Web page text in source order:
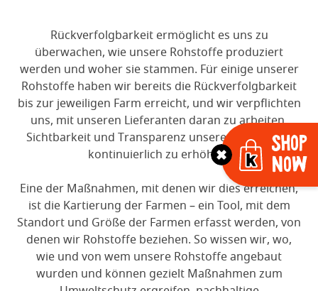
Rückverfolgbarkeit ermöglicht es uns zu
überwachen, wie unsere Rohstoffe produziert
werden und woher sie stammen. Für einige unserer
Rohstoffe haben wir bereits die Rückverfolgbarkeit
bis zur jeweiligen Farm erreicht, und wir verpflichten
uns, mit unseren Lieferanten daran zu arbeiten,
Sichtbarkeit und Transparenz unserer Lieferkette
kontinuierlich zu erhöhen.
Eine der Maßnahmen, mit denen wir dies erreichen,
ist die Kartierung der Farmen – ein Tool, mit dem
Standort und Größe der Farmen erfasst werden, von
denen wir Rohstoffe beziehen. So wissen wir, wo,
wie und von wem unsere Rohstoffe angebaut
wurden und können gezielt Maßnahmen zum
Shop
Now